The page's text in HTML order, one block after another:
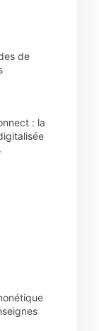
de
: la